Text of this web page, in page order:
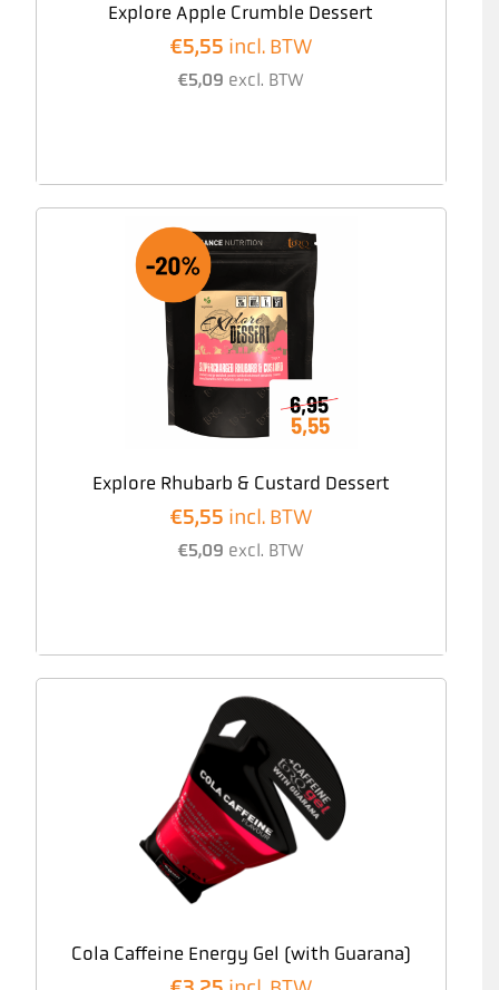
Explore Apple Crumble Dessert
€5,55 incl. BTW
€5,09 excl. BTW
Explore Rhubarb & Custard Dessert
€5,55 incl. BTW
€5,09 excl. BTW
Cola Caffeine Energy Gel (with Guarana)